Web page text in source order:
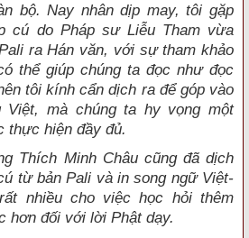
bộ. Nay nhân dịp may, tôi gặp
cú do Pháp sư Liễu Tham vừa
ra Hán văn, với sự tham khảo
thể giúp chúng ta đọc như đọc
tôi kính cẩn dịch ra để góp vào
Việt, mà chúng ta hy vọng một
thực hiện đầy đủ.
Thích Minh Châu cũng đã dịch
từ bản Pali và in song ngữ Việt-
nhiều cho việc học hỏi thêm
hơn đối với lời Phật dạy.